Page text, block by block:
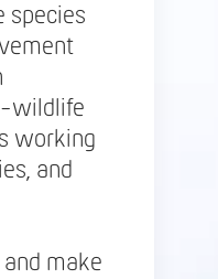
species
wildlife
working
and
make